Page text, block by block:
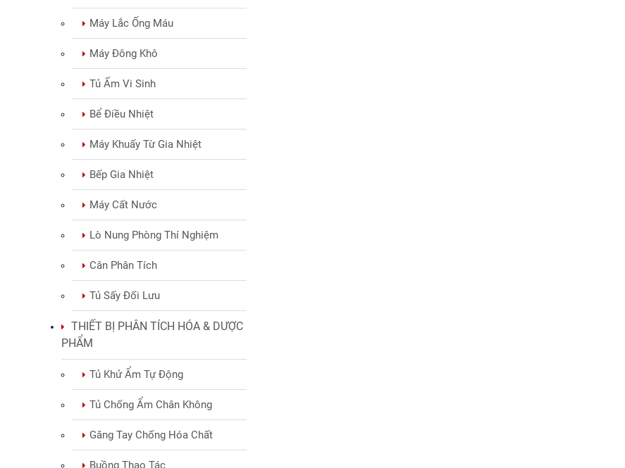
Máy Lắc Ống Máu
Máy Đông Khô
Tủ Ấm Vi Sinh
Bể Điều Nhiệt
Máy Khuấy Từ Gia Nhiệt
Bếp Gia Nhiệt
Máy Cất Nước
Lò Nung Phòng Thí Nghiệm
Cân Phân Tích
Tủ Sấy Đối Lưu
THIẾT BỊ PHÂN TÍCH HÓA & DƯỢC
PHẨM
Tủ Khử Ẩm Tự Động
Tủ Chống Ẩm Chân Không
Găng Tay Chống Hóa Chất
Buồng Thao Tác